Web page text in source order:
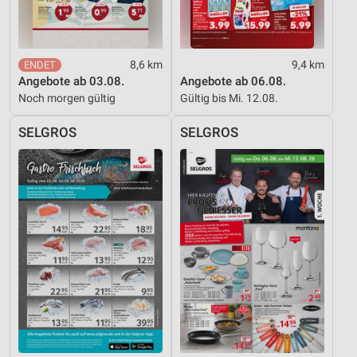
8,6 km
Angebote ab 03.08.
Noch morgen gültig
9,4 km
Angebote ab 06.08.
Gültig bis Mi. 12.08.
SELGROS SELGROS
Informationen identifizieren
Nicht-IAB-Verarbeitungszwecke:
Notwendig
Performance
Werbung